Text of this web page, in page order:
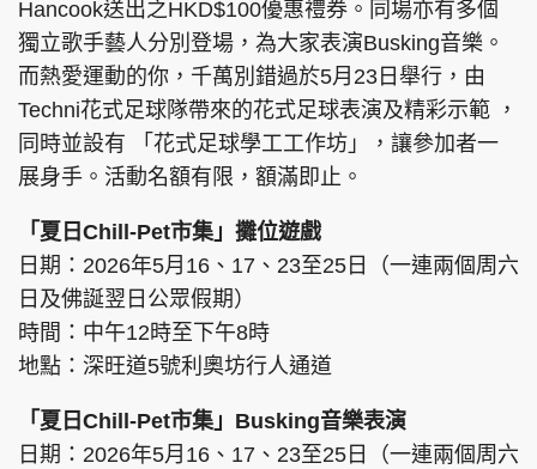
Hancook送出之HKD$100優惠禮券。同場亦有多個
獨立歌手藝人分別登場，為大家表演Busking音樂。
而熱愛運動的你，千萬別錯過於5月23日舉行，由
Techni花式足球隊帶來的花式足球表演及精彩示範 ，
同時並設有 「花式足球學工工作坊」，讓參加者一
展身手。活動名額有限，額滿即止。
「夏日Chill-Pet市集」攤位遊戲
日期：2026年5月16、17、23至25日（一連兩個周六
日及佛誕翌日公眾假期）
時間：中午12時至下午8時
地點：深旺道5號利奧坊行人通道
「夏日Chill-Pet市集」Busking音樂表演
日期：2026年5月16、17、23至25日（一連兩個周六